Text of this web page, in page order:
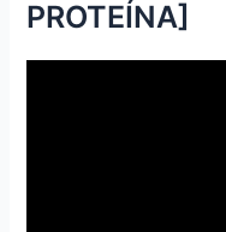
PROTEÍNA]